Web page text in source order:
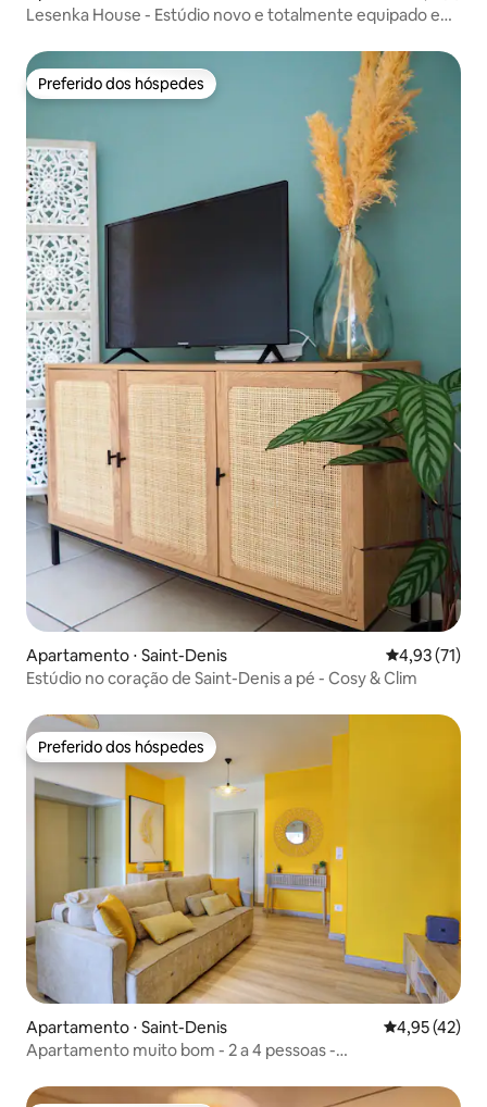
Lesenka House - Estúdio novo e totalmente equipado em
Preferido dos hóspedes
Preferido dos hóspedes
Apartamento ⋅ Saint-Denis 4,93 de uma
4,93 (71)
Estúdio no coração de Saint-Denis a pé - Cosy & Clim
Preferido dos hóspedes
Preferido dos hóspedes
Apartamento ⋅ Saint-Denis 4,95 de uma
4,95 (42)
Apartamento muito bom - 2 a 4 pessoas -